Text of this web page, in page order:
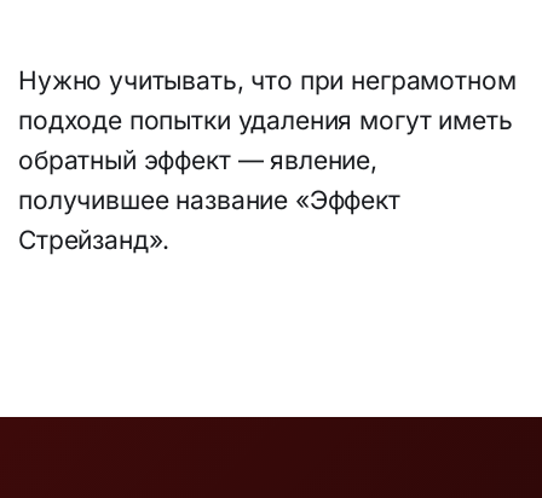
Нужно учитывать, что при неграмотном
подходе попытки удаления могут иметь
обратный эффект — явление,
получившее название «Эффект
Стрейзанд».